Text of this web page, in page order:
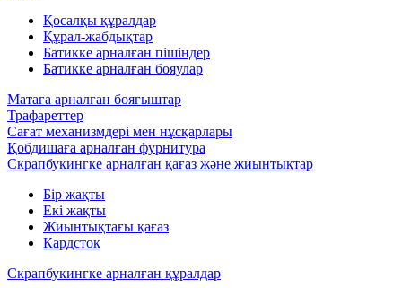
Қосалқы құралдар
Құрал-жабдықтар
Батикке арналған пішіндер
Батикке арналған бояулар
Матаға арналған бояғыштар
Трафареттер
Сағат механизмдері мен нұсқарлары
Қобдишаға арналған фурнитура
Скрапбукингке арналған қағаз және жиынтықтар
Бір жақты
Екі жақты
Жиынтықтағы қағаз
Кардсток
Скрапбукингке арналған құралдар